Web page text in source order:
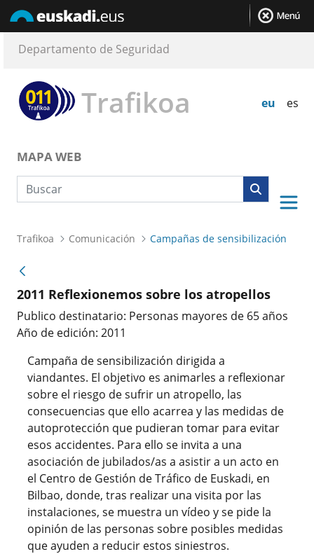
Trafikoa eu es
Departamento de Seguridad
MAPA WEB
Búsqueda web
Trafikoa Comunicación Campañas de sensibilización
2011 Reflexionemos sobre los atropellos
Publico destinatario: Personas mayores de 65 años
Año de edición: 2011
Campaña de sensibilización dirigida a
viandantes. El objetivo es animarles a reflexionar
sobre el riesgo de sufrir un atropello, las
consecuencias que ello acarrea y las medidas de
autoprotección que pudieran tomar para evitar
esos accidentes. Para ello se invita a una
asociación de jubilados/as a asistir a un acto en
el Centro de Gestión de Tráfico de Euskadi, en
Bilbao, donde, tras realizar una visita por las
instalaciones, se muestra un vídeo y se pide la
opinión de las personas sobre posibles medidas
que ayuden a reducir estos siniestros.